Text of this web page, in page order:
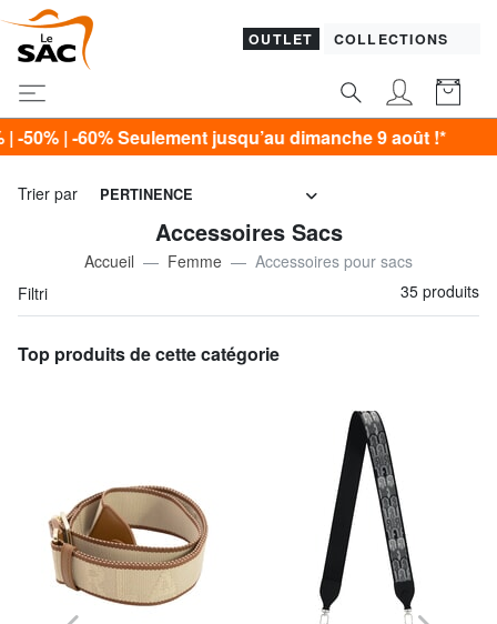
OUTLET COLLECTIONS
jusqu’au dimanche 9 août !*
Trier par PERTINENCE
Accessoires Sacs
Accueil Femme
Accessoires pour sacs
Filtri
35 produits
Top produits de cette catégorie